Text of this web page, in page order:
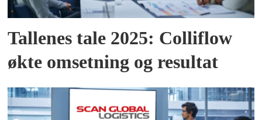
Tallenes tale 2025: Colliflow
økte omsetning og resultat